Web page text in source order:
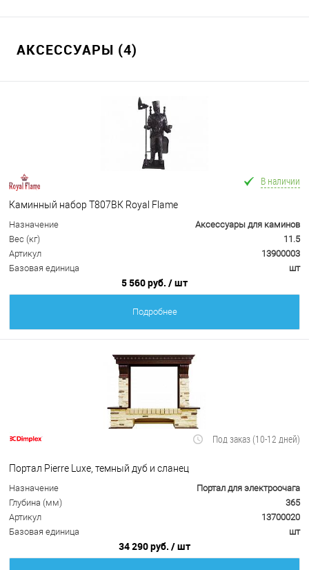
АКСЕССУАРЫ (4)
В наличии
Каминный набор Т807ВК Royal Flame
Назначение
Аксессуары для каминов
Вес (кг)
11.5
Артикул
13900003
Базовая единица
шт
5 560 руб. / шт
Подробнее
Под заказ (10-12 дней)
Портал Pierre Luxe, темный дуб и сланец
Назначение
Портал для электроочага
Глубина (мм)
365
Артикул
13700020
Базовая единица
шт
34 290 руб. / шт